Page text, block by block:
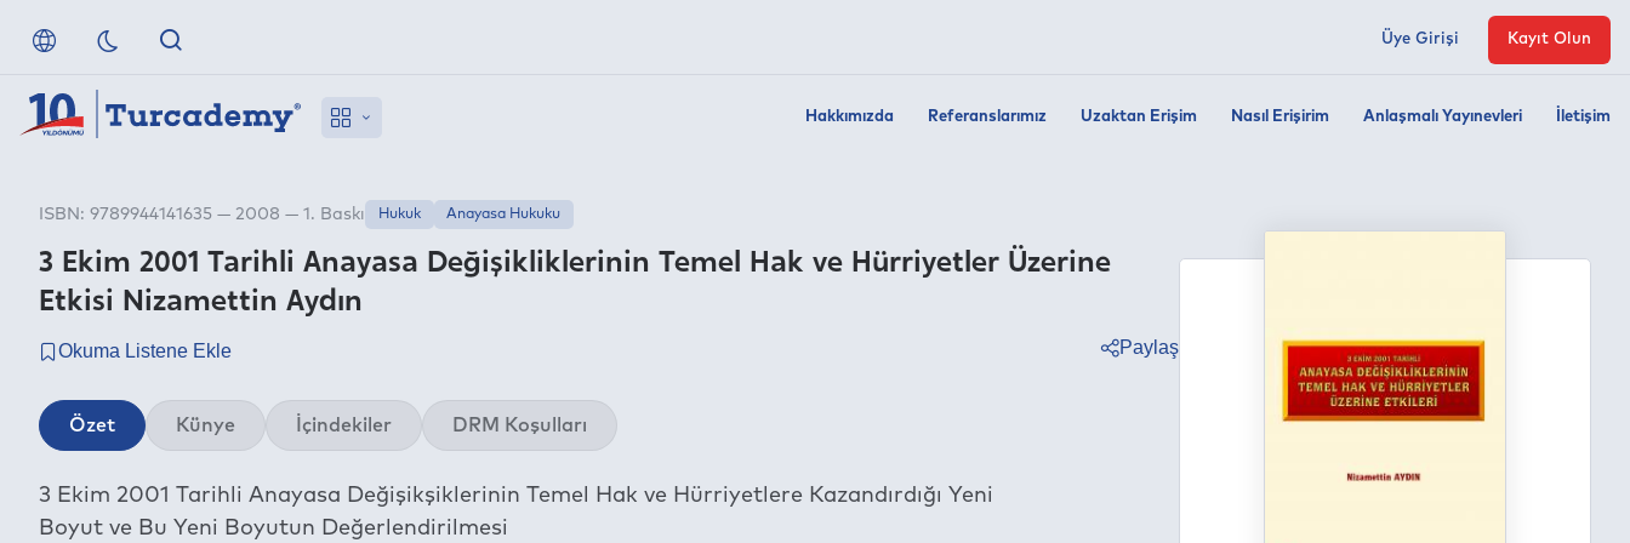
Hakkımızda Referanslarımız Uzaktan Erişim Nasıl Erişirim Anlaşmalı Yayınevleri İletişim
Üye Girişi Kayıt Olun
3 Ekim 2001 Tarihli Anayasa Değişikliklerinin Temel Hak ve Hürriyetler Üzerine
Etkisi Nizamettin Aydın
ISBN: 9789944141635 — 2008 — 1. Baskı Hukuk Anayasa Hukuku
Paylaş
Özet Künye İçindekiler DRM Koşulları
3 Ekim 2001 Tarihli Anayasa Değişikşiklerinin Temel Hak ve Hürriyetlere Kazandırdığı Yeni
Boyut ve Bu Yeni Boyutun Değerlendirilmesi